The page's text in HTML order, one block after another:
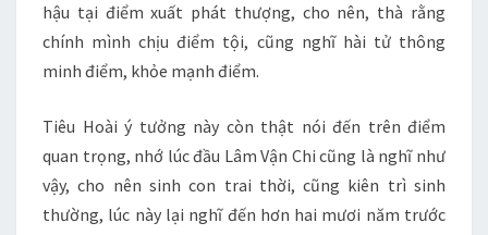
hậu tại điểm xuất phát thượng, cho nên, thà rằng
chính mình chịu điểm tội, cũng nghĩ hài tử thông
minh điểm, khỏe mạnh điểm.
Tiêu Hoài ý tưởng này còn thật nói đến trên điểm
quan trọng, nhớ lúc đầu Lâm Vận Chi cũng là nghĩ như
vậy, cho nên sinh con trai thời, cũng kiên trì sinh
thường, lúc này lại nghĩ đến hơn hai mươi năm trước